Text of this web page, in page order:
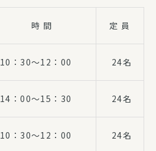
時 間 定 員
10：30～12：00 24名
14：00～15：30 24名
10：30～12：00 24名